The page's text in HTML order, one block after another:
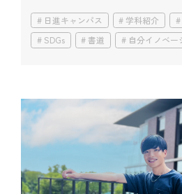
日進キャンパス 学科紹介
SDGs
書道 自分イノベー